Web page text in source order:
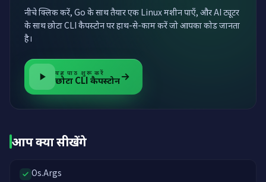
नीचे क्लिक करें, Go के साथ तैयार एक Linux मशीन पाएँ, और AI ट्यूटर
के साथ छोटा CLI कैपस्टोन पर हाथ-से-काम करें जो आपका कोड जानता
है।
यह पाठ शुरू करें
छोटा CLI कैपस्टोन
आप क्या सीखेंगे
Os.Args